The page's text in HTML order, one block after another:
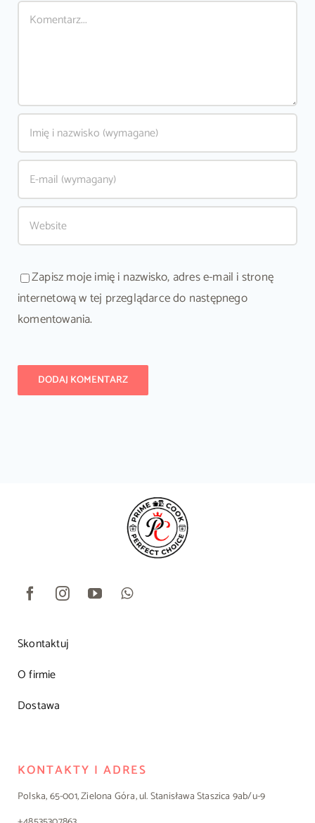
Comment
Zapisz moje imię i nazwisko, adres e-mail i stronę
internetową w tej przeglądarce do następnego
komentowania.
Skontaktuj
O firmie
Dostawa
KONTAKTY I ADRES
Polska, 65-001, Zielona Góra, ul. Stanisława Staszica 9ab/u-9